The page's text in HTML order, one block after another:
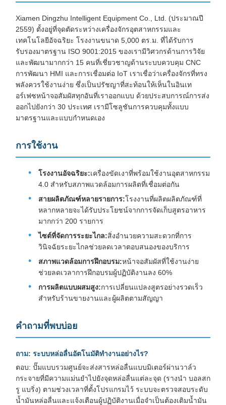
Xiamen Dingzhu Intelligent Equipment Co., Ltd. (ประมาณปี
2559) ตั้งอยู่ที่จุดตัดระหว่างเครื่องจักรอุตสาหกรรมและ
เทคโนโลยีอัจฉริยะ โรงงานขนาด 5,000 ตร.ม. ที่ได้รับการ
รับรองมาตรฐาน ISO 9001:2015 ของเรามีวิศวกรด้านการวิจัย
และพัฒนามากกว่า 15 คนที่เชี่ยวชาญด้านระบบควบคุม CNC
การพัฒนา HMI และการเชื่อมต่อ IoT เราเชื่อว่าเครื่องจักรที่ทรง
พลังควรใช้งานง่าย ซึ่งเป็นปรัชญาที่สะท้อนให้เห็นในอินเท
อร์เฟซหน้าจอสัมผัสทุกอันที่เราออกแบบ ด้วยประสบการณ์การส่ง
ออกไปยังกว่า 30 ประเทศ เรามีโซลูชันการควบคุมทั้งแบบ
มาตรฐานและแบบกำหนดเอง
การใช้งาน
โรงงานอัจฉริยะ:เครื่องขัดเงาที่พร้อมใช้งานอุตสาหกรรม
4.0 สำหรับสภาพแวดล้อมการผลิตที่เชื่อมต่อกัน
สายผลิตภัณฑ์หลายรายการ:โรงงานที่ผลิตผลิตภัณฑ์ที่
หลากหลายจะได้รับประโยชน์จากการจัดเก็บสูตรอาหาร
มากกว่า 200 รายการ
ไซต์ที่จัดการระยะไกล:สิ่งอำนวยความสะดวกที่การ
วินิจฉัยระยะไกลช่วยลดเวลาตอบสนองของบริการ
สภาพแวดล้อมการฝึกอบรม:หน้าจอสัมผัสที่ใช้งานง่าย
ช่วยลดเวลาการฝึกอบรมผู้ปฏิบัติงานลง 60%
การผลิตแบบผสมสูง:การเปลี่ยนแปลงสูตรอย่างรวดเร็ว
สำหรับร้านขายงานและผู้ผลิตตามสัญญา
คำถามที่พบบ่อย
ถาม: ระบบหล่อลื่นอัตโนมัติทำงานอย่างไร?
ตอบ: ปั๊มแบบรวมศูนย์จะส่งสารหล่อลื่นแบบมิเตอร์ผ่านวาล์ว
กระจายที่มีความแม่นยำไปยังจุดหล่อลื่นแต่ละจุด (รางนำ บอลสก
รู แบริ่ง) ตามช่วงเวลาที่ตั้งโปรแกรมไว้ ระบบจะตรวจสอบระดับ
น้ำมันหล่อลื่นและแจ้งเตือนผู้ปฏิบัติงานเมื่อจำเป็นต้องเติมน้ำมัน